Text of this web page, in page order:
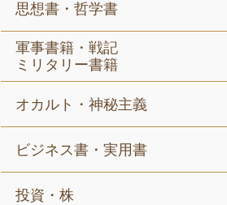
思想書・哲学書
軍事書籍・戦記
ミリタリー書籍
オカルト・神秘主義
ビジネス書・実用書
投資・株